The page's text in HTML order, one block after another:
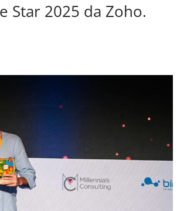
Star 2025 da Zoho.